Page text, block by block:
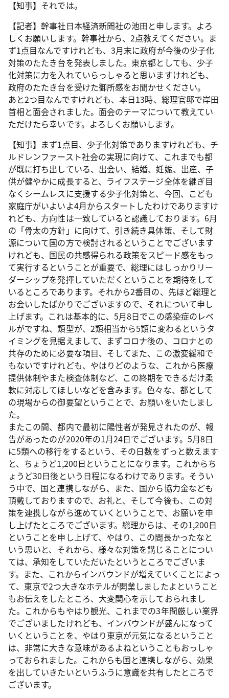
【知事】それでは。
【記者】幹事社日本経済新聞社の池田と申します。よろ
しくお願いします。幹事社から、2点教えてください。ま
ず1点目なんですけれども、3月末に政府が今後の少子化
対策のたたき台を発表しました。東京都としても、少子
化対策に力を入れていらっしゃると思いますけれども、
政府のたたき台を受けた御所感をお聞かせください。
あと2つ目なんですけれども、本日13時、総理官邸で岸田
首相と面会されました。面会のテーマについて教えてい
ただけたら幸いです。よろしくお願いします。
【知事】まず1点目、少子化対策でありますけれども、チ
ルドレンファースト社会の実現に向けて、これまでも都
が既に打ち出している、出会い、結婚、妊娠、出産、子
供が健やかに成長すると、ライフステージ全体を継ぎ目
なくシームレスに支援する少子化対策と、今回、こども
家庭庁がいよいよ4月からスタートしたわけでありますけ
れども、方向性は一致していると認識しております。6月
の「骨太の方針」に向けて、引き続き具体策、そして財
源について国の方で検討されるということでございます
けれども、国民の共感得られる政策をスピード感をもっ
て実行するということが重要で、総理にはしっかりリー
ダーシップを発揮していただくということを期待をして
いるところであります。それから2番目の、先ほど総理と
お会いしたばかりでございますので、それについて申し
上げます。これは基本的に、5月8日でこの感染症のレベ
ルがですね、類型が、2類相当から5類に変わるというタ
イミングを見据えまして、まずコロナ後の、コロナとの
共存のために必要な項目、そしてまた、この激変緩和で
もないですけれども、やはりどのような、これから医療
提供体制やまた検査体制など、この終期をできるだけ柔
軟に対応してほしいなどを含みます。色々な、都として
の現場からの御要望ということで、お願いをいたしまし
た。
またこの間、都内で最初に陽性者が発見されたのが、報
告があったのが2020年の1月24日でございます。5月8日
に5類への移行をするという、その日数をずっと数えます
と、ちょうど1,200日ということになります。これからち
ょうど30日後という日程になるわけであります。そうい
う中で、国と連携しながら、また、国から協力金なども
頂戴しておりますので、お礼と、そして今後も、この対
策を連携しながら進めていくということで、お願いを申
し上げたところでございます。総理からは、その1,200日
ということを申し上げて、やはり、この間長かったなと
いう思いと、それから、様々な対策を講じることについ
ては、承知をしていただいたというところでございま
す。また、これからインバウンドが増えていくことによっ
て、東京で2つ大きなホテルが開業しましたよということ
もお伝えをしたところ、大変関心を示しておられまし
た。これからもやはり観光、これまでの3年間厳しい業界
でございましたけれども、インバウンドが盛んになって
いくということを、やはり東京が元気になるということ
は、非常に大きな意味があるよねということもおっしゃ
っておられました。これからも国と連携しながら、効果
を出していきたいというふうに意識を共有したところで
ございます。